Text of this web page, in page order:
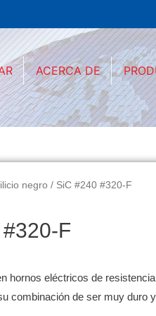
ACERCA DE
negro / SiC #240 #320-F
F
hornos eléctricos de
combinación de ser muy duro